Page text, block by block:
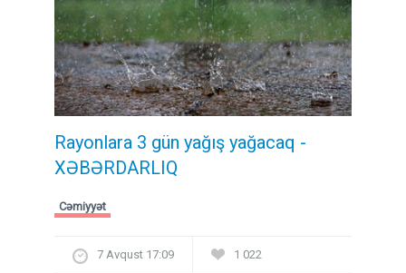
Rayonlara 3 gün yağış yağacaq -
XƏBƏRDARLIQ
Cəmiyyət
7 Avqust 17:09 1 022